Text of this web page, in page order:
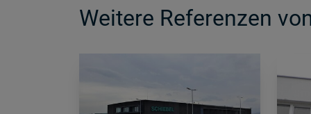
Weitere Referenzen